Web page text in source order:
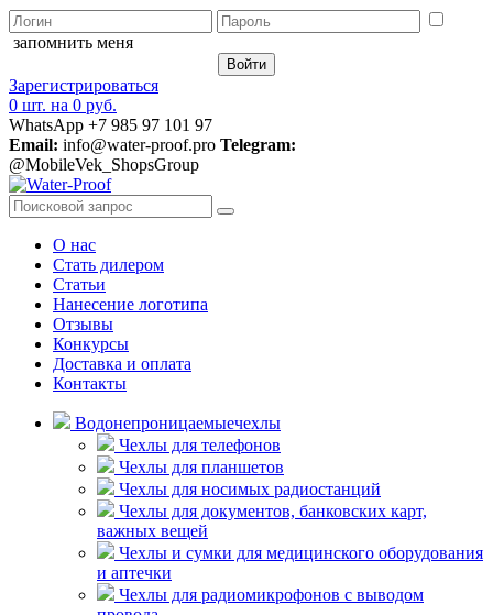
запомнить меня
Зарегистрироваться
0 шт. на 0 руб.
WhatsApp +7 985 97 101 97
Email: info@water-proof.pro Telegram:
@MobileVek_ShopsGroup
О нас
Стать дилером
Статьи
Нанесение логотипа
Отзывы
Конкурсы
Доставка и оплата
Контакты
Водонепроницаемыечехлы
Чехлы для телефонов
Чехлы для планшетов
Чехлы для носимых радиостанций
Чехлы для документов, банковских карт,
важных вещей
Чехлы и сумки для медицинского оборудования
и аптечки
Чехлы для радиомикрофонов с выводом